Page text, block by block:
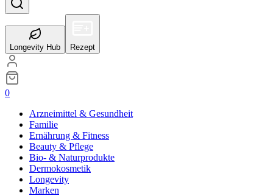
Longevity Hub Rezept
0
Arzneimittel & Gesundheit
Familie
Ernährung & Fitness
Beauty & Pflege
Bio- & Naturprodukte
Dermokosmetik
Longevity
Marken